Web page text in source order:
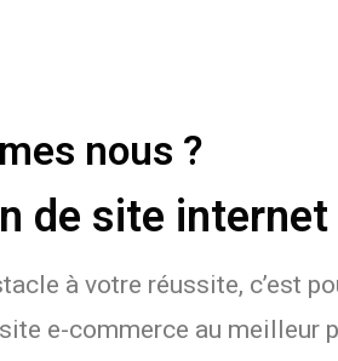
nous ?
de site internet
à votre réussite, c’est
e-commerce au meilleur